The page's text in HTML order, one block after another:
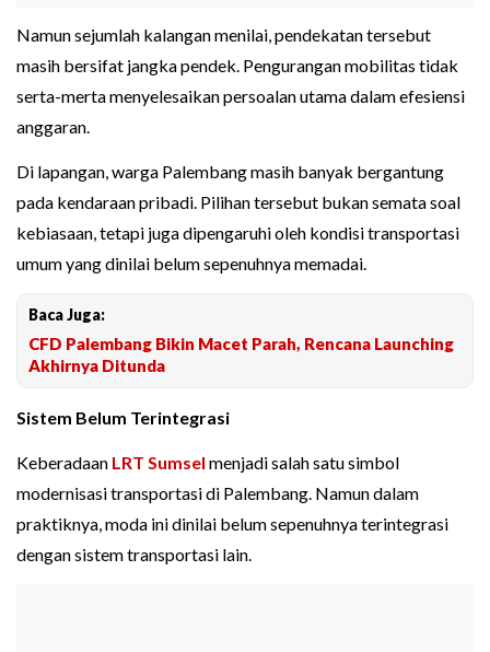
Namun sejumlah kalangan menilai, pendekatan tersebut
masih bersifat jangka pendek. Pengurangan mobilitas tidak
serta-merta menyelesaikan persoalan utama dalam efesiensi
anggaran.
Di lapangan, warga Palembang masih banyak bergantung
pada kendaraan pribadi. Pilihan tersebut bukan semata soal
kebiasaan, tetapi juga dipengaruhi oleh kondisi transportasi
umum yang dinilai belum sepenuhnya memadai.
Baca Juga:
CFD Palembang Bikin Macet Parah, Rencana Launching
Akhirnya Ditunda
Sistem Belum Terintegrasi
Keberadaan LRT Sumsel menjadi salah satu simbol
modernisasi transportasi di Palembang. Namun dalam
praktiknya, moda ini dinilai belum sepenuhnya terintegrasi
dengan sistem transportasi lain.